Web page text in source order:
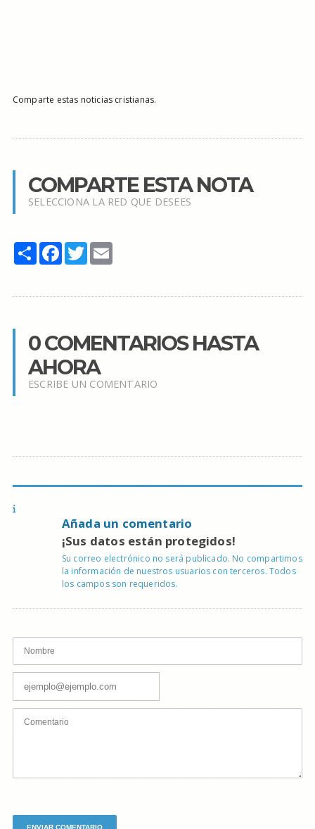
Comparte estas noticias cristianas.
COMPARTE ESTA NOTA
SELECCIONA LA RED QUE DESEES
Share Facebook
TwitterEmail
0 COMENTARIOS HASTA
AHORA
ESCRIBE UN COMENTARIO
Añada un comentario
¡Sus datos están protegidos!
Su correo electrónico no será publicado. No compartimos
la información de nuestros usuarios con terceros. Todos
los campos son requeridos.